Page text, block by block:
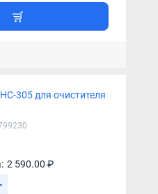
305 для очистителя
2 590.00 ₽